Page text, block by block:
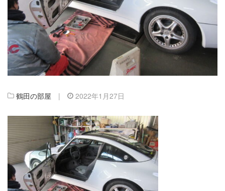
鶴田の部屋 | 2022年1月27日